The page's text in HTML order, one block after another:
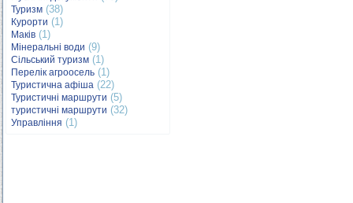
Туризм (38)
Курорти (1)
Маків (1)
Мінеральні води (9)
Сільський туризм (1)
Перелік агроосель (1)
Туристична афіша (22)
Туристичні маршрути (5)
туристичні маршрути (32)
Управління (1)